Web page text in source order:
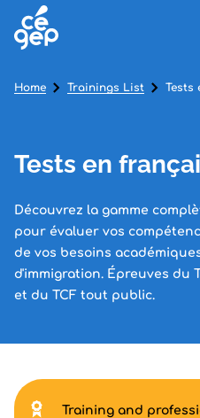
Tests en
Découvrez la gamme
pour évaluer vos
de vos besoins
d'immigration. Épreuves du
et du TCF tout public.
Home Trainings List Tests
Training and